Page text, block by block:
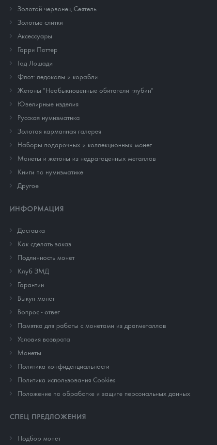
Золотой червонец Сеятель
Золотые слитки
Аксессуары
Гарри Поттер
Год Лошади
Флот: ледоколы и корабли
Жетоны "Необыкновенные обитатели глубин"
Ювелирные изделия
Русская нумизматика
Золотая карманная галерея
Наборы подарочных и коллекционных монет
Монеты и жетоны из недрагоценных металлов
Книги по нумизматике
Другое
ИНФОРМАЦИЯ
Доставка
Как сделать заказ
Подлинность монет
Клуб ЗМД
Гарантии
Выкуп монет
Вопрос - ответ
Памятка для работы с монетами из драгметаллов
Условия возврата
Монеты
Политика конфиденциальности
Политика использования Cookies
Положение по обработке и защите персональных данных
СПЕЦ ПРЕДЛОЖЕНИЯ
Подбор монет